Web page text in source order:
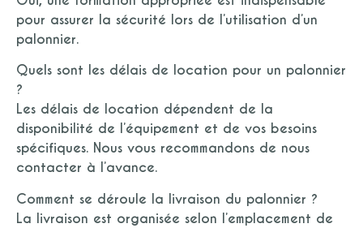
pour assurer la sécurité lors de l’utilisation d’un
palonnier.
Quels sont les délais de location pour un palonnier
?
Les délais de location dépendent de la
disponibilité de l’équipement et de vos besoins
spécifiques. Nous vous recommandons de nous
contacter à l’avance.
Comment se déroule la livraison du palonnier ?
La livraison est organisée selon l’emplacement de